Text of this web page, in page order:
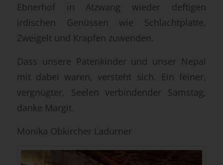
Ebnerhof in Atzwang wieder deftigen
irdischen Genüssen wie Schlachtplatte,
Zweigelt und Krapfen zuwenden.
Dass unsere Patenkinder und unser Nepal
mit dabei waren, versteht sich. Ein feiner,
vergnügter, Seelen verbindender Samstag,
danke Margit.
Monika Obkircher Ladurner